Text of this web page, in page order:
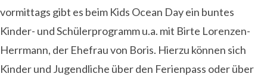
vormittags gibt es beim Kids Ocean Day ein buntes
Kinder- und Schülerprogramm u.a. mit Birte Lorenzen-
Herrmann, der Ehefrau von Boris. Hierzu können sich
Kinder und Jugendliche über den Ferienpass oder über